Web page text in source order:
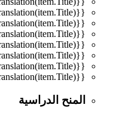
{{mmc.getCurrentTranslation(item.Title)}}
{{mmc.getCurrentTranslation(item.Title)}}
{{mmc.getCurrentTranslation(item.Title)}}
{{mmc.getCurrentTranslation(item.Title)}}
{{mmc.getCurrentTranslation(item.Title)}}
{{mmc.getCurrentTranslation(item.Title)}}
{{mmc.getCurrentTranslation(item.Title)}}
المنح الدراسية